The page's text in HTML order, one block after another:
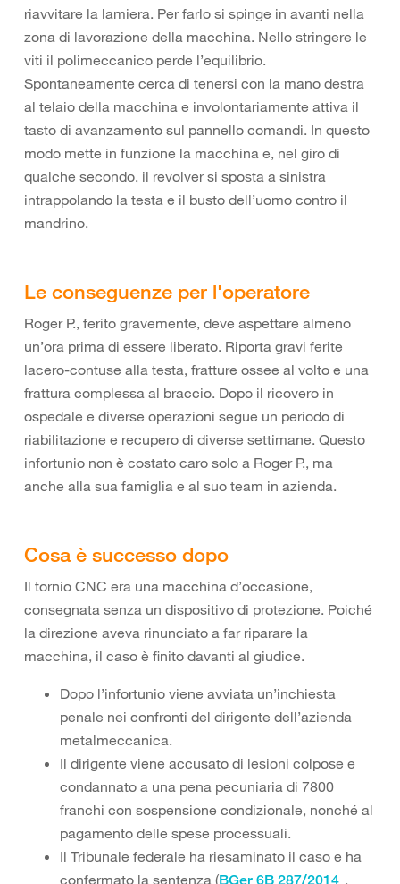
riavvitare la lamiera. Per farlo si spinge in avanti nella
zona di lavorazione della macchina. Nello stringere le
viti il polimeccanico perde l’equilibrio.
Spontaneamente cerca di tenersi con la mano destra
al telaio della macchina e involontariamente attiva il
tasto di avanzamento sul pannello comandi. In questo
modo mette in funzione la macchina e, nel giro di
qualche secondo, il revolver si sposta a sinistra
intrappolando la testa e il busto dell’uomo contro il
mandrino.
Le conseguenze per l'operatore
Roger P., ferito gravemente, deve aspettare almeno
un’ora prima di essere liberato. Riporta gravi ferite
lacero-contuse alla testa, fratture ossee al volto e una
frattura complessa al braccio. Dopo il ricovero in
ospedale e diverse operazioni segue un periodo di
riabilitazione e recupero di diverse settimane. Questo
infortunio non è costato caro solo a Roger P., ma
anche alla sua famiglia e al suo team in azienda.
Cosa è successo dopo
Il tornio CNC era una macchina d’occasione,
consegnata senza un dispositivo di protezione. Poiché
la direzione aveva rinunciato a far riparare la
macchina, il caso è finito davanti al giudice.
Dopo l’infortunio viene avviata un’inchiesta
penale nei confronti del dirigente dell’azienda
metalmeccanica.
Il dirigente viene accusato di lesioni colpose e
condannato a una pena pecuniaria di 7800
franchi con sospensione condizionale, nonché al
pagamento delle spese processuali.
Il Tribunale federale ha riesaminato il caso e ha
confermato la sentenza (BGer 6B 287/2014 ,